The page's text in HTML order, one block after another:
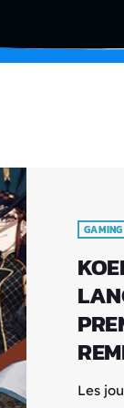
GAMING
Les